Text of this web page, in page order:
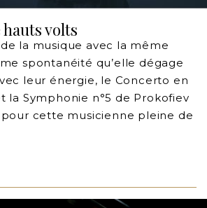
volts
la musique avec la même
spontanéité qu’elle dégage
leur énergie, le Concerto en
la Symphonie n°5 de Prokofiev
cette musicienne pleine de